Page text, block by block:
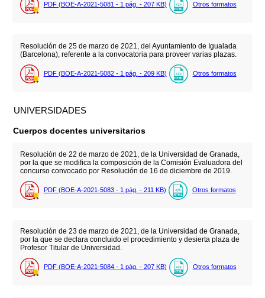
PDF (BOE-A-2021-5081 - 1 pág. - 207 KB) Otros formatos
Resolución de 25 de marzo de 2021, del Ayuntamiento de Igualada
(Barcelona), referente a la convocatoria para proveer varias plazas.
PDF (BOE-A-2021-5082 - 1 pág. - 209 KB) Otros formatos
UNIVERSIDADES
Cuerpos docentes universitarios
Resolución de 22 de marzo de 2021, de la Universidad de Granada,
por la que se modifica la composición de la Comisión Evaluadora del
concurso convocado por Resolución de 16 de diciembre de 2019.
PDF (BOE-A-2021-5083 - 1 pág. - 211 KB) Otros formatos
Resolución de 23 de marzo de 2021, de la Universidad de Granada,
por la que se declara concluido el procedimiento y desierta plaza de
Profesor Titular de Universidad.
PDF (BOE-A-2021-5084 - 1 pág. - 207 KB) Otros formatos